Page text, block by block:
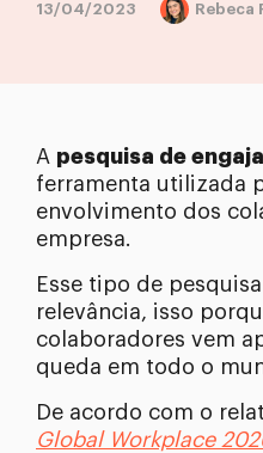
13/04/2023 Rebeca
A pesquisa de
ferramenta utilizada
envolvimento dos
empresa.
Esse tipo de
relevância, isso
colaboradores vem
queda em todo o
De acordo com o
Global Workplace